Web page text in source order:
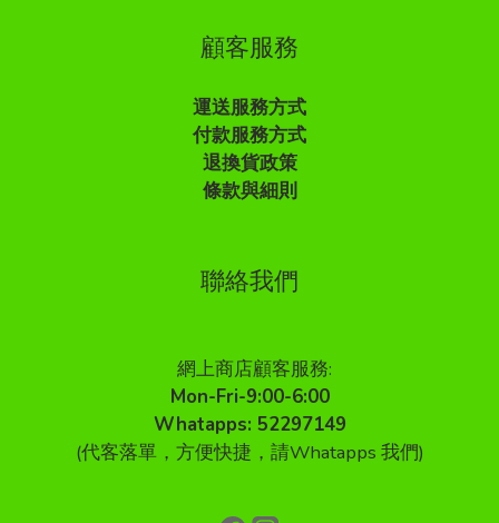
顧客服務
運送服務方式
付款服務方式
退換貨政策
條款與細則
聯絡我們
網上商店顧客服務:
Mon-Fri-9:00-6:00
Whatapps: 52297149
(代客落單，方便快捷，請Whatapps 我們)